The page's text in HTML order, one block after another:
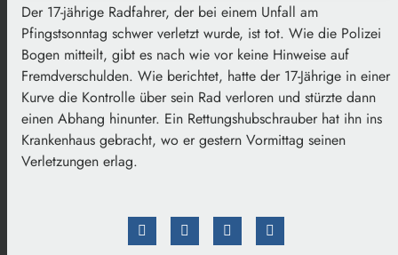
Der 17-jährige Radfahrer, der bei einem Unfall am
Pfingstsonntag schwer verletzt wurde, ist tot. Wie die Polizei
Bogen mitteilt, gibt es nach wie vor keine Hinweise auf
Fremdverschulden. Wie berichtet, hatte der 17-Jährige in einer
Kurve die Kontrolle über sein Rad verloren und stürzte dann
einen Abhang hinunter. Ein Rettungshubschrauber hat ihn ins
Krankenhaus gebracht, wo er gestern Vormittag seinen
Verletzungen erlag.